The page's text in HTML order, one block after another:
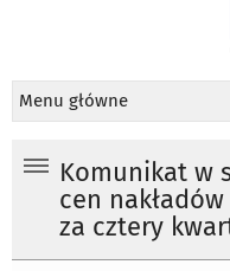
Menu główne
Komunikat w
cen
za cztery